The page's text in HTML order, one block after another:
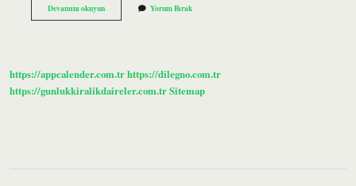
Devamını okuyunUno
Oyunu
Yorum Bırak
https://appcalender.com.trhttps://dilegno.com.tr
https://gunlukkiralikdaireler.com.trSitemap